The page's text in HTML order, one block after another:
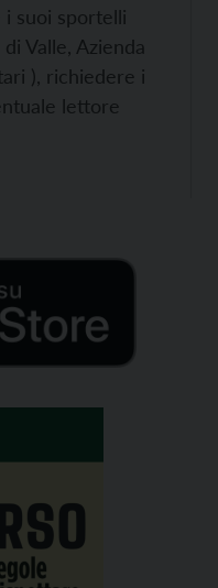
suoi sportelli
Valle, Azienda
), richiedere i
lettore